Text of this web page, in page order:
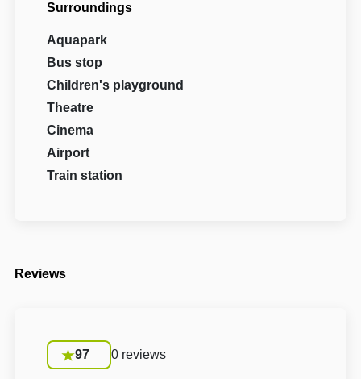
Surroundings
Aquapark
Bus stop
Children's playground
Theatre
Cinema
Airport
Train station
Reviews
97 0 reviews